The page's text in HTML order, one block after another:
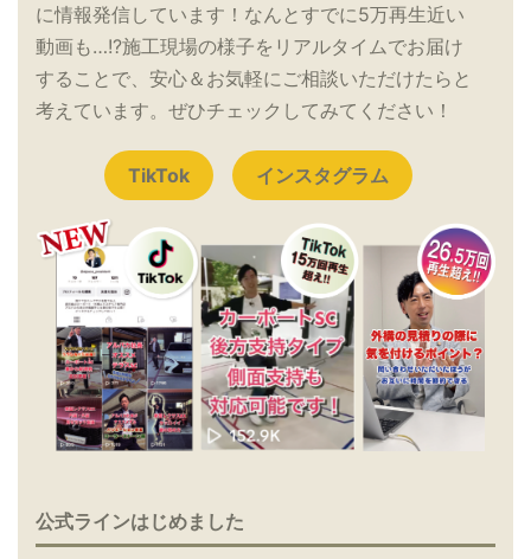
に情報発信しています！なんとすでに5万再生近い
動画も…!?施工現場の様子をリアルタイムでお届け
することで、安心＆お気軽にご相談いただけたらと
考えています。ぜひチェックしてみてください！
TikTok インスタグラム
公式ラインはじめました